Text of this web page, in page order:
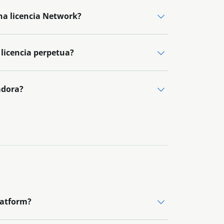
licencia Network?
perpetua?